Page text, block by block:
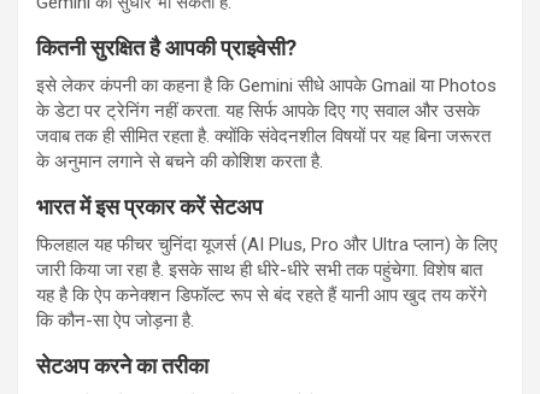
कितनी सुरक्षित है आपकी प्राइवेसी?
इसे लेकर कंपनी का कहना है कि Gemini सीधे आपके Gmail या Photos
के डेटा पर ट्रेनिंग नहीं करता. यह सिर्फ आपके दिए गए सवाल और उसके
जवाब तक ही सीमित रहता है. क्‍योंकि संवेदनशील विषयों पर यह बिना जरूरत
के अनुमान लगाने से बचने की कोशिश करता है.
भारत में इस प्रकार करें सेटअप
फिलहाल यह फीचर चुनिंदा यूजर्स (AI Plus, Pro और Ultra प्लान) के लिए
जारी किया जा रहा है. इसके साथ ही धीरे-धीरे सभी तक पहुंचेगा. विशेष बात
यह है कि ऐप कनेक्शन डिफॉल्ट रूप से बंद रहते हैं यानी आप खुद तय करेंगे
कि कौन-सा ऐप जोड़ना है.
सेटअप करने का तरीका